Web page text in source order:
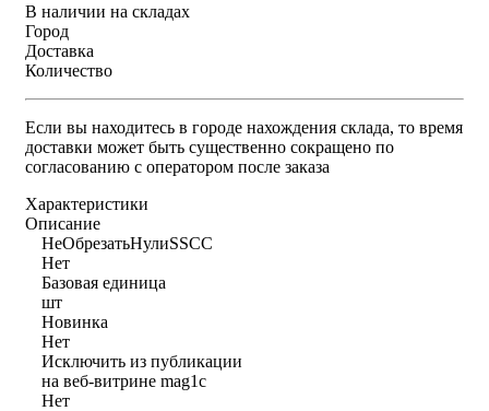
В наличии на складах
Город
Доставка
Количество
Если вы находитесь в городе нахождения склада, то время
доставки может быть существенно сокращено по
согласованию с оператором после заказа
Характеристики
Описание
НеОбрезатьНулиSSCC
Нет
Базовая единица
шт
Новинка
Нет
Исключить из публикации
на веб-витрине mag1c
Нет